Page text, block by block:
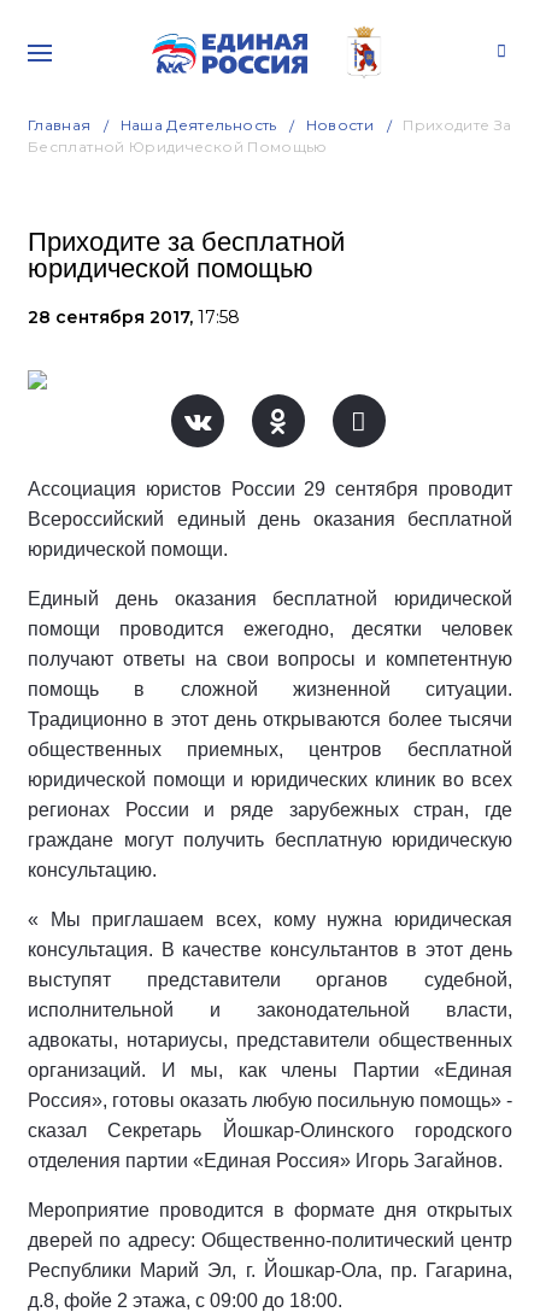
Главная Наша Деятельность Новости
Приходите За
Бесплатной Юридической Помощью
Приходите за бесплатной
юридической помощью
28 сентября 2017, 17:58
Ассоциация юристов России 29 сентября проводит
Всероссийский единый день оказания бесплатной
юридической помощи.
Единый день оказания бесплатной юридической
помощи проводится ежегодно, десятки человек
получают ответы на свои вопросы и компетентную
помощь в сложной жизненной ситуации.
Традиционно в этот день открываются более тысячи
общественных приемных, центров бесплатной
юридической помощи и юридических клиник во всех
регионах России и ряде зарубежных стран, где
граждане могут получить бесплатную юридическую
консультацию.
« Мы приглашаем всех, кому нужна юридическая
консультация. В качестве консультантов в этот день
выступят представители органов судебной,
исполнительной и законодательной власти,
адвокаты, нотариусы, представители общественных
организаций. И мы, как члены Партии «Единая
Россия», готовы оказать любую посильную помощь» -
сказал Секретарь Йошкар-Олинского городского
отделения партии «Единая Россия» Игорь Загайнов.
Мероприятие проводится в формате дня открытых
дверей по адресу: Общественно-политический центр
Республики Марий Эл, г. Йошкар-Ола, пр. Гагарина,
д.8, фойе 2 этажа, с 09:00 до 18:00.